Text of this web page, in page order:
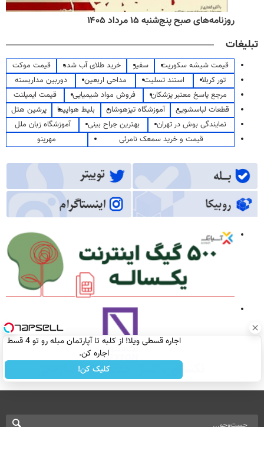
روزنامه‌های صبح پنج‌شنبه ۱۵ مرداد ۱۴۰۵
تبلیغات
قیمت شیشه سکوریت سفیر خرید طلای آب شده
قیمت موکت
تور کربلا
استند تسلیت مداحی اربعین
دوربین مداربسته
مرجع پاسخ معتبر پزشکان
فروش مواد شیمیایی
قیمت ایمپلنت
قطعات لباسشویی
آموزشگاه تیزهوشان بلیط هواپیما
پرشین هتل
نمایندگی بوش در تهران
بهترین جراح بینی
آموزشگاه زبان ملل
قیمت و خرید سمعک نامرئی
مهرینو
اجاره‌ قسطی ویلا! از کلبه تا آپارتمان مبله رو تو 4 قسط
اجاره کن.
کلیک کن!